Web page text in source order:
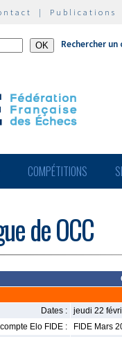
| Publications
Rechercher un
COMPÉTITIONS
de OCC
Dates :
jeudi 22
Elo FIDE :
FIDE Mars